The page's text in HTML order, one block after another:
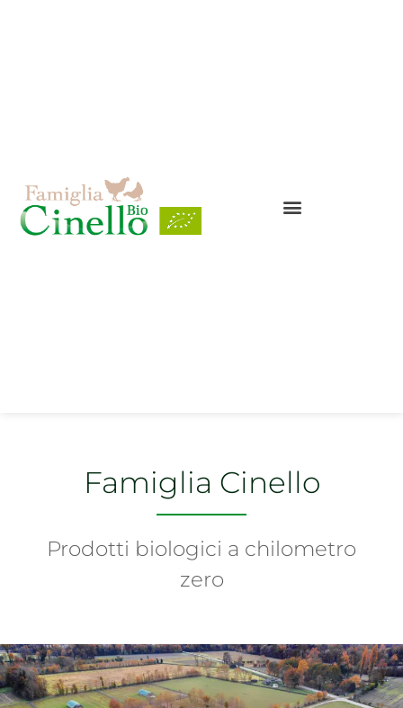
Famiglia Cinello
Prodotti biologici a chilometro
zero